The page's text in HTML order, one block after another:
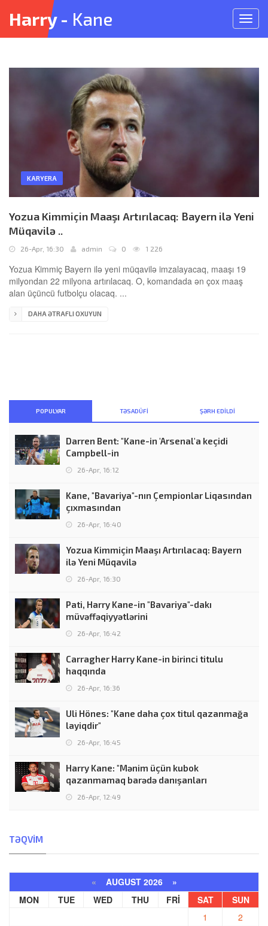
açın
Harry - Kane
KARYERA
Yozua Kimmiçin Maaşı Artırılacaq: Bayern ilə Yeni
Müqavilə ..
26-Apr, 16:30 admin 0 1 226
Yozua Kimmiç Bayern ilə yeni müqavilə imzalayacaq, maaşı 19
milyondan 22 milyona artırılacaq. O, komandada ən çox maaş
alan üçüncü futbolçu olacaq. ...
DAHA ƏTRAFLI OXUYUN
POPULYAR TƏSADÜFI ŞƏRH EDILDI
Darren Bent: "Kane-in 'Arsenal'a keçidi
Campbell-in
26-Apr, 16:12
Kane, "Bavariya"-nın Çempionlar Liqasından
çıxmasından
26-Apr, 16:40
Yozua Kimmiçin Maaşı Artırılacaq: Bayern
ilə Yeni Müqavilə
26-Apr, 16:30
Pati, Harry Kane-in "Bavariya"-dakı
müvəffəqiyyətlərini
26-Apr, 16:42
Carragher Harry Kane-in birinci titulu
haqqında
26-Apr, 16:36
Uli Hönes: "Kane daha çox titul qazanmağa
layiqdir"
26-Apr, 16:45
Harry Kane: "Mənim üçün kubok
qazanmamaq barədə danışanları
26-Apr, 12:49
TƏQVIM
« AUGUST 2026 »
MON
TUE WED THU FRI SAT
SUN
1
2